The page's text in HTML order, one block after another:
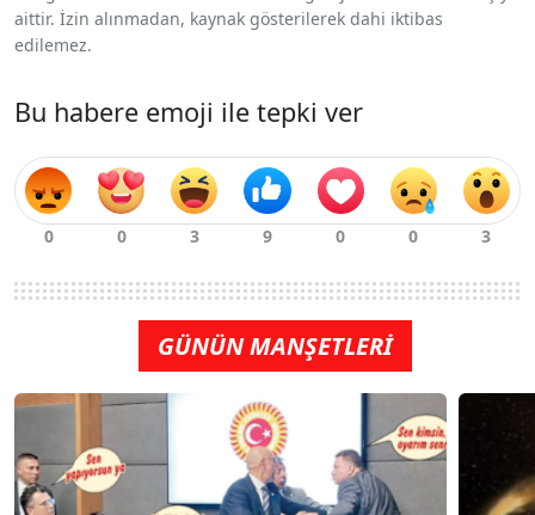
aittir. İzin alınmadan, kaynak gösterilerek dahi iktibas
edilemez.
Bu habere emoji ile tepki ver
GÜNÜN MANŞETLERİ